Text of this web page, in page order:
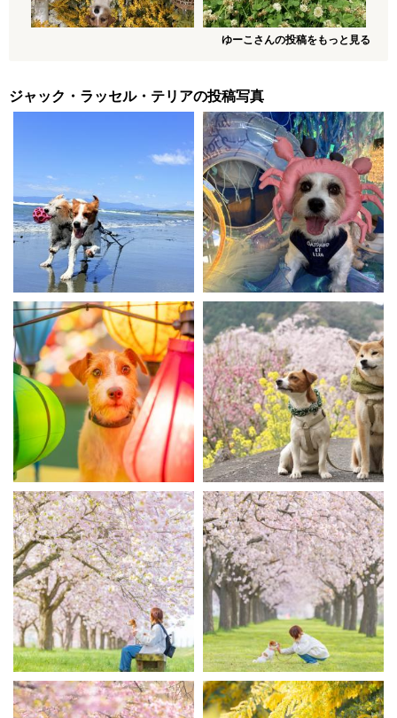
ゆーこさんの投稿をもっと見る
ジャック・ラッセル・テリアの投稿写真